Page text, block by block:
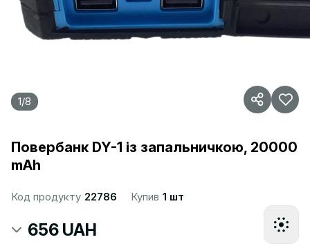
1/8
Повербанк DY-1 із запальничкою, 20000
mAh
Код продукту 22786 Купив 1 шт
656 UAH